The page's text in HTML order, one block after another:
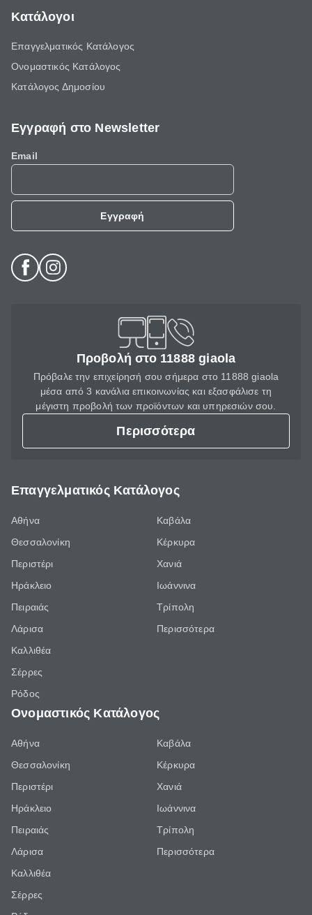
Κατάλογοι
Επαγγελματικός Κατάλογος
Ονομαστικός Κατάλογος
Κατάλογος Δημοσίου
Εγγραφή στο Newsletter
Email
Εγγραφή
Προβολή στο 11888 giaola
Πρόβαλε την επιχείρησή σου σήμερα στο 11888 giaola
μέσα από 3 κανάλια επικοινωνίας και εξασφάλισε τη
μέγιστη προβολή των προϊόντων και υπηρεσιών σου.
Περισσότερα
Επαγγελματικός Κατάλογος
Αθήνα
Θεσσαλονίκη
Περιστέρι
Ηράκλειο
Πειραιάς
Λάρισα
Καλλιθέα
Σέρρες
Ρόδος
Καβάλα
Κέρκυρα
Χανιά
Ιωάννινα
Τρίπολη
Περισσότερα
Ονομαστικός Κατάλογος
Αθήνα
Θεσσαλονίκη
Περιστέρι
Ηράκλειο
Πειραιάς
Λάρισα
Καλλιθέα
Σέρρες
Καβάλα
Κέρκυρα
Χανιά
Ιωάννινα
Τρίπολη
Περισσότερα